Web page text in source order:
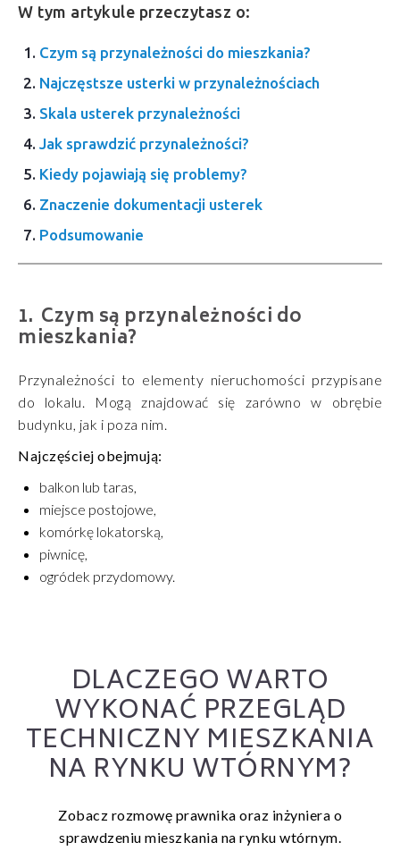
W tym artykule przeczytasz o:
Czym są przynależności do mieszkania?
Najczęstsze usterki w przynależnościach
Skala usterek przynależności
Jak sprawdzić przynależności?
Kiedy pojawiają się problemy?
Znaczenie dokumentacji usterek
Podsumowanie
Czym są przynależności do
mieszkania?
Przynależności to elementy nieruchomości przypisane
do lokalu. Mogą znajdować się zarówno w obrębie
budynku, jak i poza nim.
Najczęściej obejmują:
balkon lub taras,
miejsce postojowe,
komórkę lokatorską,
piwnicę,
ogródek przydomowy.
DLACZEGO WARTO
WYKONAĆ PRZEGLĄD
TECHNICZNY MIESZKANIA
NA RYNKU WTÓRNYM?
Zobacz rozmowę prawnika oraz inżyniera o
sprawdzeniu mieszkania na rynku wtórnym.